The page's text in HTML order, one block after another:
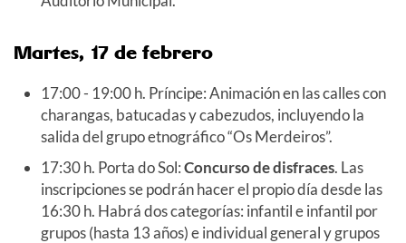
Martes, 17 de febrero
17:00 - 19:00 h. Príncipe: Animación en las calles con
charangas, batucadas y cabezudos, incluyendo la
salida del grupo etnográfico “Os Merdeiros”.
17:30 h. Porta do Sol:Concurso de disfraces. Las
inscripciones se podrán hacer el propio día desde las
16:30 h. Habrá dos categorías: infantil e infantil por
grupos (hasta 13 años) e individual general y grupos